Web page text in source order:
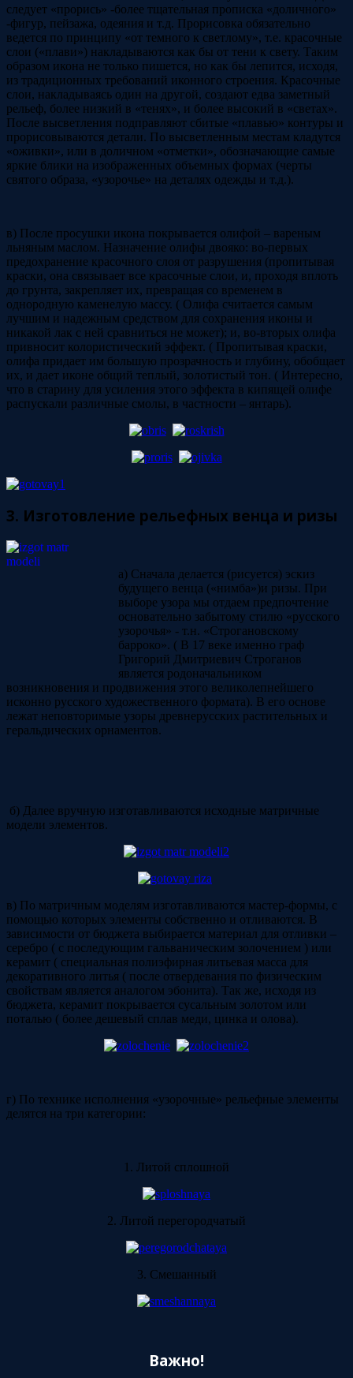
следует «прорись» -более тщательная прописка «доличного»
-фигур, пейзажа, одеяния и т.д. Прорисовка обязательно
ведется по принципу «от темного к светлому», т.е. красочные
слои («плави») накладываются как бы от тени к свету. Таким
образом икона не только пишется, но как бы лепится, исходя,
из традиционных требований иконного строения. Красочные
слои, накладываясь один на другой, создают едва заметный
рельеф, более низкий в «тенях», и более высокий в «светах».
После высветления подправляют сбитые «плавью» контуры и
прорисовываются детали. По высветленным местам кладутся
«оживки», или в доличном «отметки», обозначающие самые
яркие блики на изображенных объемных формах (черты
святого образа, «узорочье» на деталях одежды и т.д.).
в) После просушки икона покрывается олифой – вареным
льняным маслом. Назначение олифы двояко: во-первых
предохранение красочного слоя от разрушения (пропитывая
краски, она связывает все красочные слои, и, проходя вплоть
до грунта, закрепляет их, превращая со временем в
однородную каменелую массу. ( Олифа считается самым
лучшим и надежным средством для сохранения иконы и
никакой лак с ней сравниться не может); и, во-вторых олифа
привносит колористический эффект. ( Пропитывая краски,
олифа придает им большую прозрачность и глубину, обобщает
их, и дает иконе общий теплый, золотистый тон. ( Интересно,
что в старину для усиления этого эффекта в кипящей олифе
распускали различные смолы, в частности – янтарь).
3. Изготовление рельефных венца и ризы
а) Сначала делается (рисуется) эскиз
будущего венца («нимба»)и ризы. При
выборе узора мы отдаем предпочтение
основательно забытому стилю «русского
узорочья» - т.н. «Строгановскому
барроко». ( В 17 веке именно граф
Григорий Дмитриевич Строганов
является родоначальником
возникновения и продвижения этого великолепнейшего
исконно русского художественного формата). В его основе
лежат неповторимые узоры древнерусских растительных и
геральдических орнаментов.
б) Далее вручную изготавливаются исходные матричные
модели элементов.
в) По матричным моделям изготавливаются мастер-формы, с
помощью которых элементы собственно и отливаются. В
зависимости от бюджета выбирается материал для отливки –
серебро ( с последующим гальваническим золочением ) или
керамит ( специальная полиэфирная литьевая масса для
декоративного литья ( после отвердевания по физическим
свойствам является аналогом эбонита). Так же, исходя из
бюджета, керамит покрывается сусальным золотом или
поталью ( более дешевый сплав меди, цинка и олова).
г) По технике исполнения «узорочные» рельефные элементы
делятся на три категории:
1. Литой сплошной
2. Литой перегородчатый
3. Смешанный
Важно!